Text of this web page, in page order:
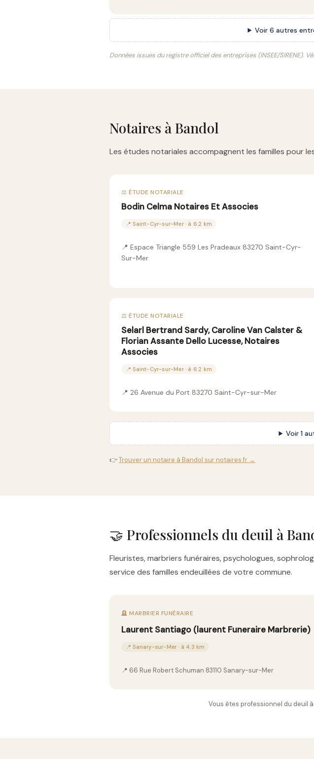
Voir 6 autres
Données issues du registre officiel des entreprises (INSEE/SIRENE).
Notaires à Bandol
Les études notariales accompagnent les familles pour
⚖️ ÉTUDE NOTARIALE
Bodin Celma Notaires Et Associes
📍 Saint-Cyr-sur-Mer · à 6.2 km
📍 Espace Triangle 559 Les Pradeaux 83270 Saint-Cyr-
Sur-Mer
⚖️ ÉTUDE NOTARIALE
Selarl Bertrand Sardy, Caroline Van Calster &
Florian Assante Dello Lucesse, Notaires
Associes
📍 Saint-Cyr-sur-Mer · à 6.2 km
📍 26 Avenue du Port 83270 Saint-Cyr-sur-Mer
Voir 1
👉Trouver un notaire à Bandol sur notaires.fr →
🤝 Professionnels du deuil à
Fleuristes, marbriers funéraires, psychologues,
service des familles endeuillées de votre commune.
🪦 MARBRIER FUNÉRAIRE
Laurent Santiago (laurent Funeraire Marbrerie)
📍 Sanary-sur-Mer · à 4.3 km
📍 66 Rue Robert Schuman 83110 Sanary-sur-Mer
Vous êtes professionnel du deuil à